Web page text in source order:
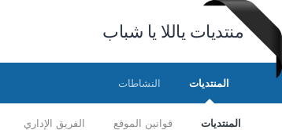
منتديات ياللا يا شباب
المنتديات
المنتديات قوانين الموقع الفريق الإداري
النشاطات